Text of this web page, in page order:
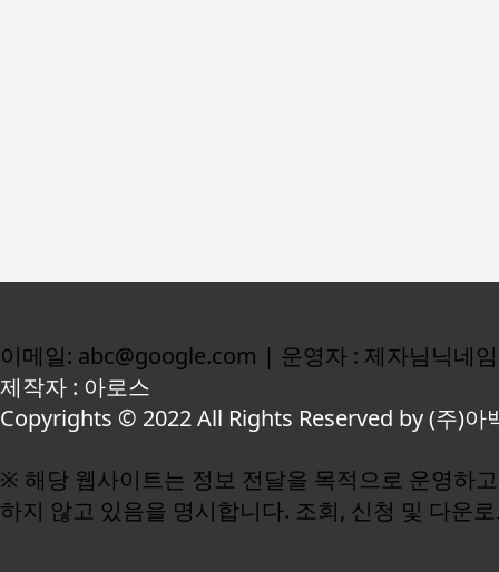
이메일: abc@google.com | 운영자 : 제자님닉네임
제작자 : 아로스
Copyrights © 2022 All Rights Reserved by (주)아
※ 해당 웹사이트는 정보 전달을 목적으로 운영하
하지 않고 있음을 명시합니다. 조회, 신청 및 다운